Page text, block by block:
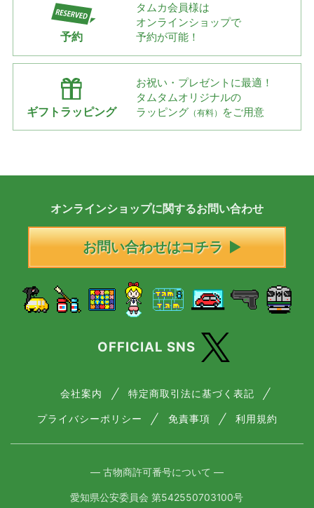
予約
タムカ会員様は
オンラインショップで
予約が可能！
ギフトラッピング
お祝い・プレゼントに最適！
タムタムオリジナルの
ラッピング （有料） をご用意
オンラインショップに関するお問い合わせ
お問い合わせはコチラ
OFFICIAL SNS
会社案内 特定商取引法に基づく表記
プライバシーポリシー 免責事項 利用規約
― 古物商許可番号について ―
愛知県公安委員会 第542550703100号